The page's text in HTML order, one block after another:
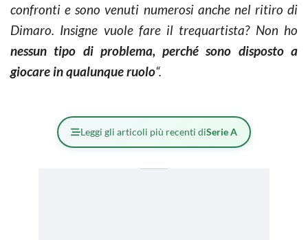
confronti e sono venuti numerosi anche nel ritiro di
Dimaro. Insigne vuole fare il trequartista? Non ho
nessun tipo di problema, perché sono disposto a
giocare in qualunque ruolo“.
Leggi gli articoli più recenti diSerie A